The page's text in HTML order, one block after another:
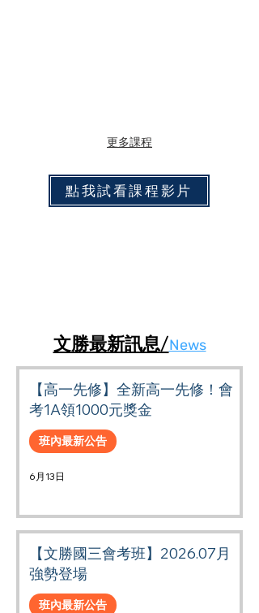
更多課程
點我試看課程影片
文勝最新訊息/News
【高一先修】全新高一先修！會
考1A領1000元獎金
班內最新公告
6月13日
【文勝國三會考班】2026.07月
強勢登場
班內最新公告